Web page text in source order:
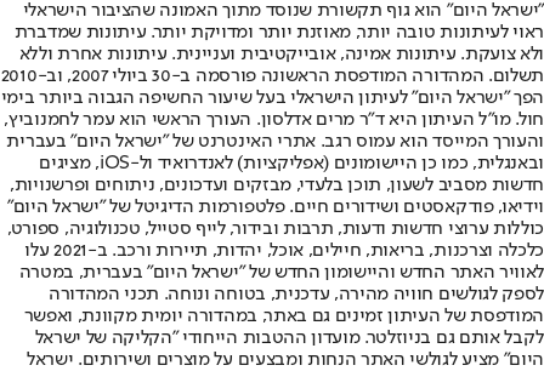
"ישראל היום" הוא גוף תקשורת שנוסד מתוך האמונה שהציבור הישראלי
ראוי לעיתונות טובה יותר, מאוזנת יותר ומדויקת יותר. עיתונות שמדברת
ולא צועקת. עיתונות אמינה, אובייקטיבית ועניינית. עיתונות אחרת וללא
תשלום. המהדורה המודפסת הראשונה פורסמה ב-30 ביולי 2007, וב-2010
הפך "ישראל היום" לעיתון הישראלי בעל שיעור החשיפה הגבוה ביותר בימי
חול. מו"ל העיתון היא ד"ר מרים אדלסון. העורך הראשי הוא עמר לחמנוביץ,
והעורך המייסד הוא עמוס רגב. אתרי האינטרנט של "ישראל היום" בעברית
ובאנגלית, כמו כן היישומונים (אפליקציות) לאנדרואיד ול-iOS, מציגים
חדשות מסביב לשעון, תוכן בלעדי, מבזקים ועדכונים, ניתוחים ופרשנויות,
וידיאו, פודקאסטים ושידורים חיים. פלטפורמות הדיגיטל של "ישראל היום"
כוללות ערוצי חדשות ודעות, תרבות ובידור, לייף סטייל, טכנולוגיה, ספורט,
כלכלה וצרכנות, בריאות, חיילים, אוכל, יהדות, תיירות ורכב. ב-2021 עלו
לאוויר האתר החדש והיישומון החדש של "ישראל היום" בעברית, במטרה
לספק לגולשים חוויה מהירה, עדכנית, בטוחה ונוחה. תכני המהדורה
המודפסת של העיתון זמינים גם באתר, במהדורה יומית מקוונת, ואפשר
לקבל אותם גם בניוזלטר. מועדון ההטבות הייחודי "הקליקה של ישראל
היום" מציע לגולשי האתר הנחות ומבצעים על מוצרים ושירותים. ישראל